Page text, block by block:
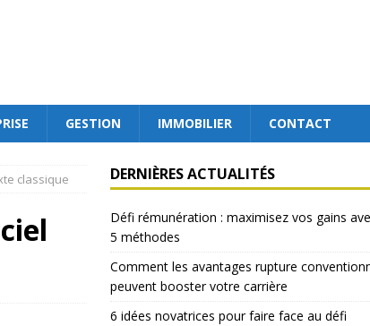
GESTION IMMOBILIER CONTACT
classique DERNIÈRES ACTUALITÉS
Défi rémunération : maximisez vos gains
5 méthodes
Comment les avantages rupture
peuvent booster votre carrière
6 idées novatrices pour faire face au défi